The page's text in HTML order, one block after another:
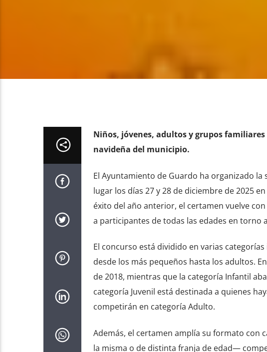
Niños, jóvenes, adultos y grupos
navideña del municipio.
El Ayuntamiento de Guardo ha organizado
lugar los días 27 y 28 de diciembre de 2025
éxito del año anterior, el certamen vuelve
a participantes de todas las edades en torno
El concurso está dividido en varias
desde los más pequeños hasta los adultos.
de 2018, mientras que la categoría Infantil
categoría Juvenil está destinada a quienes
competirán en categoría Adulto.
Además, el certamen amplía su formato con
la misma o de distinta franja de edad—